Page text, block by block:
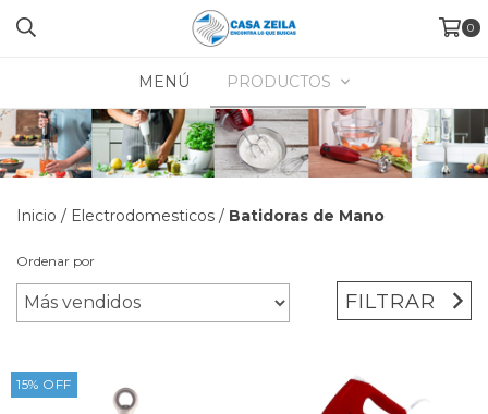
0
MENÚ PRODUCTOS
Inicio / Electrodomesticos / Batidoras de Mano
Ordenar por
FILTRAR
15% OFF